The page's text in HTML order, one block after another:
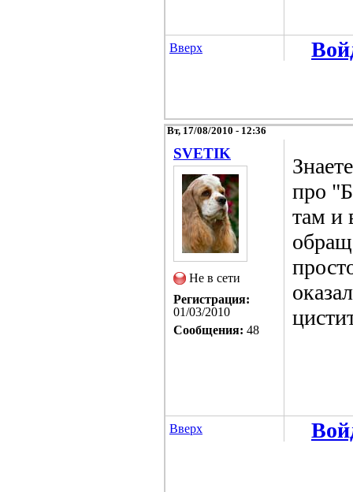
Вверх
Вт, 17/08/2010 - 12:36
SVETIK
Не в сети
Регистрация:
01/03/2010
Сообщения: 48
про
там и
Вверх